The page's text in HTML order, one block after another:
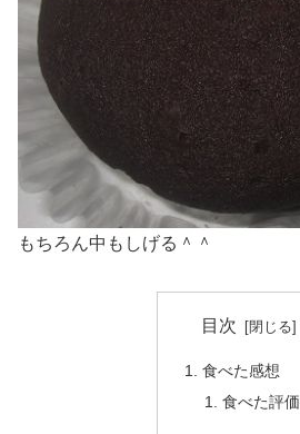
もちろん中もしげる＾＾
目次
食べた感想
食べた評価